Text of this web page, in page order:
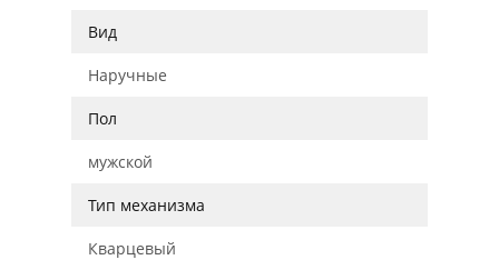
Вид
Наручные
Пол
мужской
Тип механизма
Кварцевый